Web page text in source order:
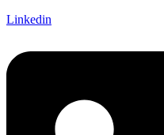
Linkedin